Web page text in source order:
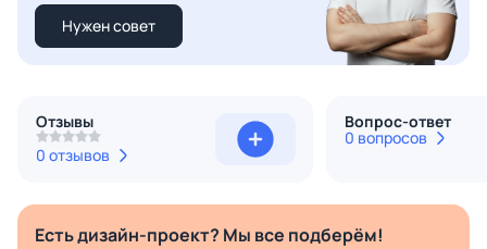
Нужен совет
Отзывы
0 отзывов
Вопрос-ответ
0 вопросов
Есть дизайн-проект? Мы все подберём!